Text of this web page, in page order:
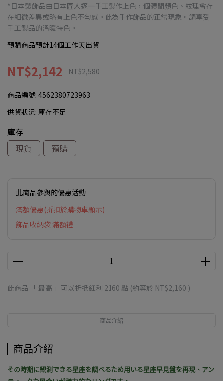
*日本製飾品由日本匠人逐一手工製作上色，個體間顏色、紋理會存
在細微差異或略有上色不勻感。此為手作飾品的正常現象。請享受
手工製品的溫暖特色。
預購商品預計14個工作天出貨
NT$2,142 NT$2,580
商品編號: 4562380723963
供貨狀況: 庫存不足
庫存
現貨
預購
此商品參與的優惠活動
滿額優惠(折扣於購物車顯示)
飾品收納袋 滿額禮
此商品 「 最高 」可以折抵紅利 2160 點 (約等於 NT$2,160 )
商品介紹
商品介紹
その時期に観測できる星座を調べるため用いる星座早見盤を再現、アン